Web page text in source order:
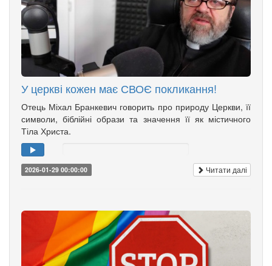
У церкві кожен має СВОЄ покликання!
Отець Міхал Бранкевич говорить про природу Церкви, її
символи, біблійні образи та значення її як містичного
Тіла Христа.
2026-01-29 00:00:00 Читати далі